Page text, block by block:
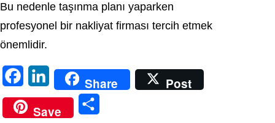
Bu nedenle taşınma planı yaparken
profesyonel bir nakliyat firması tercih etmek
önemlidir.
a
c
i
n
Share
Post
Save